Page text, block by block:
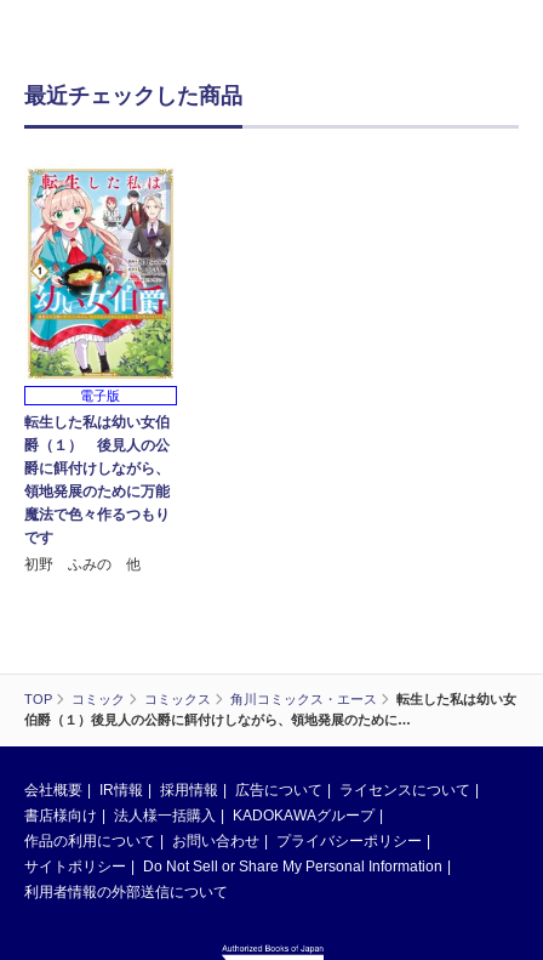
TOP コミック コミックス 角川コミックス・エース
転生した私は幼い女
伯爵（１）後見人の公爵に餌付けしながら、領地発展のために…
最近チェックした商品
電子版
転生した私は幼い女伯
爵（１） 後見人の公
爵に餌付けしながら、
領地発展のために万能
魔法で色々作るつもり
です
初野 ふみの 他
会社概要 IR情報 採用情報 広告について
ライセンスについて
書店様向け
法人様一括購入
KADOKAWAグループ
作品の利用について
お問い合わせ
プライバシーポリシー
サイトポリシー
Do Not Sell or Share My Personal Information
利用者情報の外部送信について